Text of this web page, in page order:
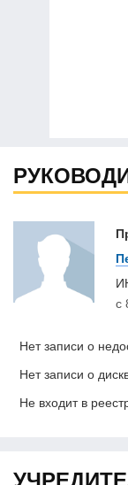
с
Нет записи о
Нет записи о
Не входит в